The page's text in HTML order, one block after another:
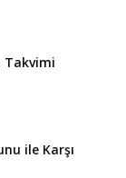
Takvimi
ile Karşı